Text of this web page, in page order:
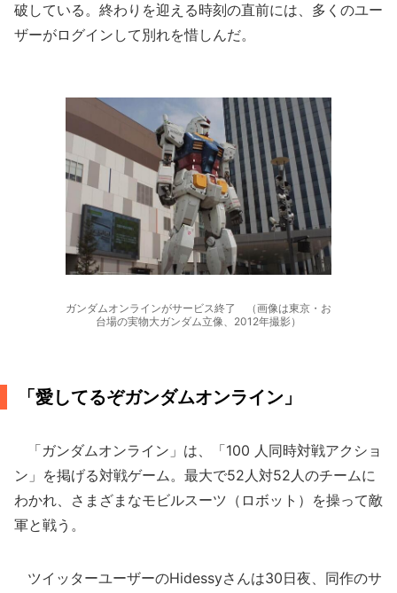
破している。終わりを迎える時刻の直前には、多くのユー
ザーがログインして別れを惜しんだ。
ガンダムオンラインがサービス終了 （画像は東京・お
台場の実物大ガンダム立像、2012年撮影）
「愛してるぞガンダムオンライン」
「ガンダムオンライン」は、「100 人同時対戦アクショ
ン」を掲げる対戦ゲーム。最大で52人対52人のチームに
わかれ、さまざまなモビルスーツ（ロボット）を操って敵
軍と戦う。
ツイッターユーザーのHidessyさんは30日夜、同作のサ